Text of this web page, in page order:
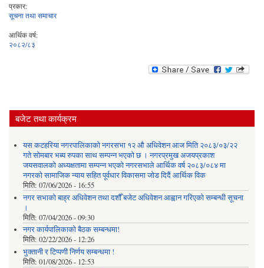
प्रकार:
सूचना तथा समाचार
आर्थिक वर्ष:
२०८२/८३
बजेट तथा कार्यक्रम
यस कटहरिया नगरपालिकाको नगरसभा १२ औ अधिवेशन आज मिति २०८३/०३/२२
गते सोमबार भब्य रुपका साथ सम्पन्न भएको छ । नगरप्रमुख अजयप्रकाश
जयसवालको अध्यक्षतामा सम्पन्न भएको नगरसभाले आर्थिक वर्ष २०८३/०८४ मा
नगरको सामाजिक न्याय सहित पूर्वधार विकासमा जोड दिदैं आर्थिक विक
मिति: 07/06/2026 - 16:55
नगर सभाको बाह्र अधिवेशन तथा दशौँ बजेट अधिवेशन आह्वान गरिएको सम्बन्धी सूचना
।
मिति: 07/04/2026 - 09:30
नगर कार्यपालिकाको बैठक सम्बन्धमा!
मिति: 02/22/2026 - 12:26
भुक्तानी र टिप्पणी निर्णय सम्बन्धमा !
मिति: 01/08/2026 - 12:53